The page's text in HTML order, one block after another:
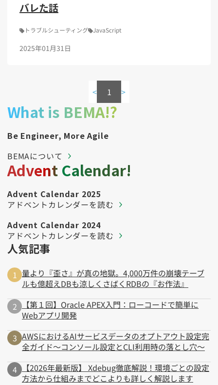
バレた話
トラブルシューティング JavaScript
2025年01月31日
< 1 >
What is BEMA!?
Be Engineer, More Agile
BEMAについて
Advent Calendar!
Advent Calendar 2025
アドベントカレンダーを読む
Advent Calendar 2024
アドベントカレンダーを読む
人気記事
量より『歪さ』が真の地獄。4,000万件の崩壊テーブ
ルも億超えDBも涼しくさばくRDBの『お作法』
【第１回】Oracle APEX入門：ローコードで簡単に
Webアプリ開発
AWSにおけるAIサービスデータのオプトアウト設定完
全ガイド～コンソール設定とCLI利用時の落とし穴～
【2026年最新版】 Xdebug徹底解説！環境ごとの設定
方法から仕組みまでどこよりも詳しく解説します